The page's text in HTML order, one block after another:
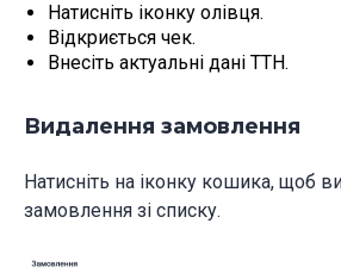
Натисніть іконку олівця.
Відкриється чек.
Внесіть актуальні дані ТТН.
Видалення замовлення
Натисніть на іконку кошика, щоб
замовлення зі списку.